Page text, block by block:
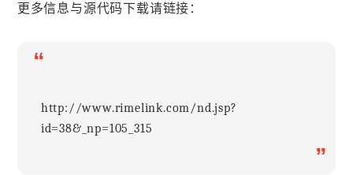
更多信息与源代码下载请链接：
“
http://www.rimelink.com/nd.jsp?
id=38&_np=105_315
”